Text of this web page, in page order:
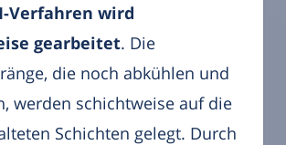
Verfahren wird
gearbeitet. Die
die noch abkühlen und
werden schichtweise auf die
Schichten gelegt. Durch